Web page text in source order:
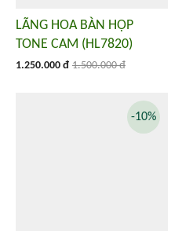
LÃNG HOA BÀN HỌP
TONE CAM (HL7820)
1.250.000 đ 1.500.000 đ
-10%